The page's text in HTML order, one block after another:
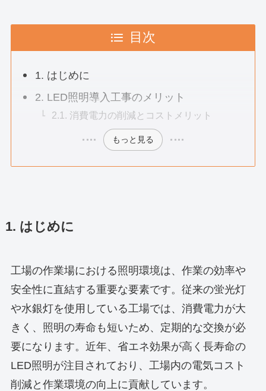
目次
1. はじめに
2. LED照明導入工事のメリット
2.1. 消費電力の削減とコストメリット
もっと見る
1. はじめに
工場の作業場における照明環境は、作業の効率や
安全性に直結する重要な要素です。従来の蛍光灯
や水銀灯を使用している工場では、消費電力が大
きく、照明の寿命も短いため、定期的な交換が必
要になります。近年、省エネ効果が高く長寿命の
LED照明が注目されており、工場内の電気コスト
削減と作業環境の向上に貢献しています。